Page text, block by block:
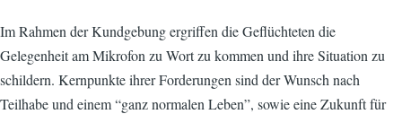
Im Rahmen der Kundgebung ergriffen die Geflüchteten die
Gelegenheit am Mikrofon zu Wort zu kommen und ihre Situation zu
schildern. Kernpunkte ihrer Forderungen sind der Wunsch nach
Teilhabe und einem “ganz normalen Leben”, sowie eine Zukunft für